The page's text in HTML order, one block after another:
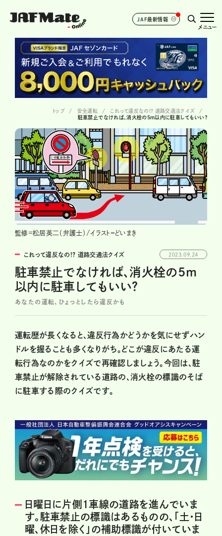
JAF最新情報
メニュー
トップ 安全運転
これって違反なの!? 道路交通法クイズ
駐車禁止でなければ、消火栓の5m以内に駐車してもいい？
監修=松居英二（弁護士）/イラスト＝どいまき
これって違反なの!? 道路交通法クイズ 2023.09.24
駐車禁止でなければ、消火栓の5m
以内に駐車してもいい？
あなたの運転、ひょっとしたら違反かも
運転歴が長くなると、違反行為かどうかを気にせずハン
ドルを握ることも多くなりがち。どこが違反にあたる運
転行為なのかをクイズで再確認しましょう。今回は、駐
車禁止が解除されている道路の、消火栓の標識のそば
に駐車する際のクイズです。
日曜日に片側1車線の道路を進んでいま
す。駐車禁止の標識はあるものの、「土・日
曜、休日を除く」の補助標識が付いていま